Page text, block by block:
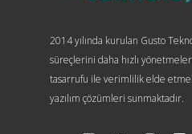
2014 yılında kurulan Gusto
süreçlerini daha hızlı
tasarrufu ile verimlilik elde
yazılım çözümleri sunmaktadır.